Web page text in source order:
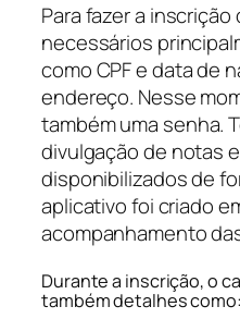
Para fazer a inscrição
necessários
como CPF e data de
endereço. Nesse
também uma senha.
divulgação de notas
disponibilizados de
aplicativo foi criado
acompanhamento
Durante a inscrição, o
também detalhes como: